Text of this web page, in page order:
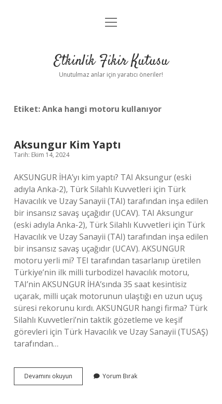
Anasayfa
Yasal Uyarı
menüyü
Etkinlik Fikir Kutusu
Unutulmaz anlar için yaratıcı öneriler!
Etiket:Anka hangi motoru kullanıyor
Aksungur Kim Yaptı
Tarih: Ekim 14, 2024
AKSUNGUR İHA’yı kim yaptı? TAI Aksungur (eski
adıyla Anka-2), Türk Silahlı Kuvvetleri için Türk
Havacılık ve Uzay Sanayii (TAI) tarafından inşa edilen
bir insansız savaş uçağıdır (UCAV). TAI Aksungur
(eski adıyla Anka-2), Türk Silahlı Kuvvetleri için Türk
Havacılık ve Uzay Sanayii (TAI) tarafından inşa edilen
bir insansız savaş uçağıdır (UCAV). AKSUNGUR
motoru yerli mi? TEI tarafından tasarlanıp üretilen
Türkiye’nin ilk milli turbodizel havacılık motoru,
TAI’nin AKSUNGUR İHA’sında 35 saat kesintisiz
uçarak, milli uçak motorunun ulaştığı en uzun uçuş
süresi rekorunu kırdı. AKSUNGUR hangi firma? Türk
Silahlı Kuvvetleri’nin taktik gözetleme ve keşif
görevleri için Türk Havacılık ve Uzay Sanayii (TUSAŞ)
tarafından…
Devamını okuyun Aksungur
Kim
Yorum Bırak